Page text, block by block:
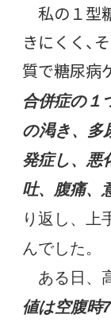
私の１型
きにくく、
質で糖尿病
合併症の１
の渇き、多
発症し、悪
吐、腹痛、
り返し、
んでした。
ある日、
値は空腹時